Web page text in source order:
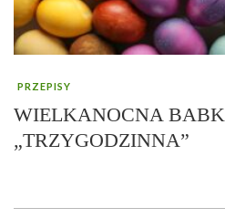
PRZEPISY
WIELKANOCNA
„TRZYGODZINNA”